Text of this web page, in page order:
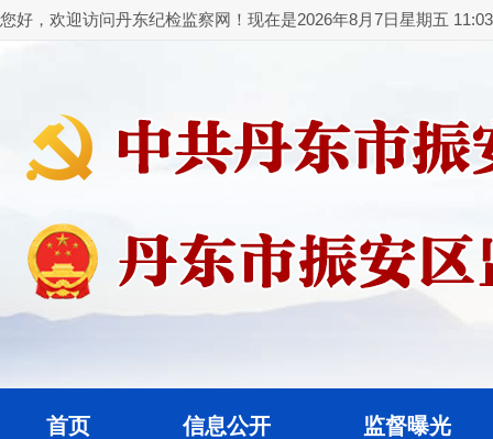
您好，欢迎访问丹东纪检监察网！现在是2026年8月7日星期五
首页 信息公开 监督曝光